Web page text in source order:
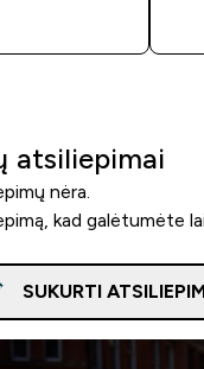
atsiliepimai
nėra.
kad galėtumėte
SUKURTI